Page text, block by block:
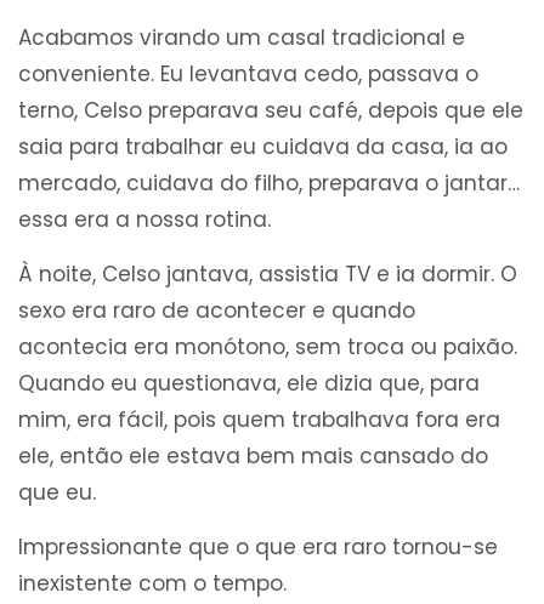
Acabamos virando um casal tradicional e
conveniente. Eu levantava cedo, passava o
terno, Celso preparava seu café, depois que ele
saia para trabalhar eu cuidava da casa, ia ao
mercado, cuidava do filho, preparava o jantar…
essa era a nossa rotina.
À noite, Celso jantava, assistia TV e ia dormir. O
sexo era raro de acontecer e quando
acontecia era monótono, sem troca ou paixão.
Quando eu questionava, ele dizia que, para
mim, era fácil, pois quem trabalhava fora era
ele, então ele estava bem mais cansado do
que eu.
Impressionante que o que era raro tornou-se
inexistente com o tempo.